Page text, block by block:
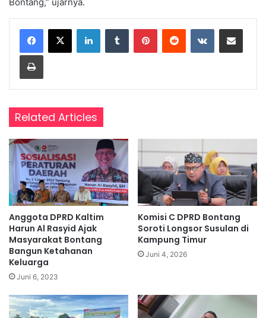
Related Articles
Anggota DPRD Kaltim
Harun Al Rasyid Ajak
Masyarakat Bontang
Bangun Ketahanan
Keluarga
Juni 6, 2023
Komisi C DPRD Bontang
Soroti Longsor Susulan di
Kampung Timur
Juni 4, 2026